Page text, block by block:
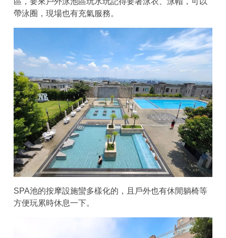
帶泳圈，現場也有充氣服務。
SPA池的按摩設施蠻多樣化的，且戶外也有休閒躺椅等
方便玩累時休息一下。